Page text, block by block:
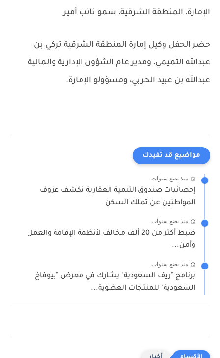
الإمارة، المنطقة الشرقية، سمو نائب أمير
حضر الحفل وكيل إمارة المنطقة الشرقية تركي بن
عبدالله التميمي، ومدير عام الشؤون الإدارية والمالية
عبدالله بن عبيد الحربي، ومسؤولو الإمارة.
مواضيع قد تفيدك
منذ بضع سنوات
إحصائيات صندوق التنمية العقارية تكشف عزوف
المواطنين عن تملك السكن
منذ بضع سنوات
ضبط أكثر من 20 ألف مخالف لأنظمة الإقامة والعمل
وأمن...
منذ بضع سنوات
برنامج "ريف السعودية" يشارك في معرض "بيوفاخ
السعودية" للمنتجات العضوية...